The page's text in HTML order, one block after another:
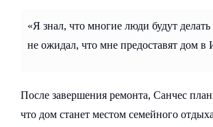
«Я знал, что многие люди будут
не ожидал, что мне предоставят дом
После завершения ремонта, Санчес
что дом станет местом семейного